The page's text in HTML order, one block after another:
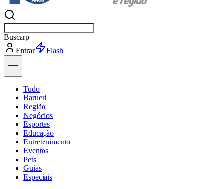
Buscarnotíc
Entrar
Explorar
Tudo
Barueri
Região
Negócios
Esportes
Educação
Entretenimento
Eventos
Pets
Guias
Especiais